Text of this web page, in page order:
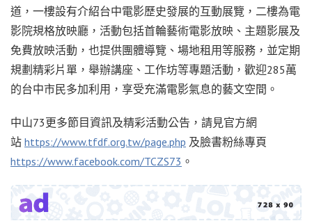
道，一樓設有介紹台中電影歷史發展的互動展覽，二樓為電
影院規格放映廳，活動包括首輪藝術電影放映、主題影展及
免費放映活動，也提供團體導覽、場地租用等服務，並定期
規劃精彩片單，舉辦講座、工作坊等專題活動，歡迎285萬
的台中市民多加利用，享受充滿電影氣息的藝文空間。
中山73更多節目資訊及精彩活動公告，請見官方網
站 https://www.tfdf.org.tw/page.php 及臉書粉絲專頁
https://www.facebook.com/TCZS73 。